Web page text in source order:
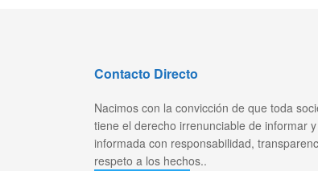
Contacto Directo
Nacimos con la convicción de que toda
tiene el derecho irrenunciable de informar
informada con responsabilidad,
respeto a los hechos..